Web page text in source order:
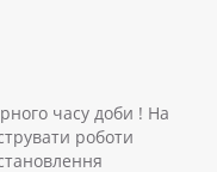
часу доби ! На
роботи